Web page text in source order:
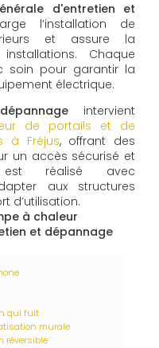
d'entretien et
l’installation de
et assure la
Chaque
soin pour garantir la
électrique.
intervient
de portails et de
à Fréjus, offrant des
un accès sécurisé et
réalisé avec
aux structures
d’utilisation.
à chaleur
et dépannage
qui fuit
murale
réversible